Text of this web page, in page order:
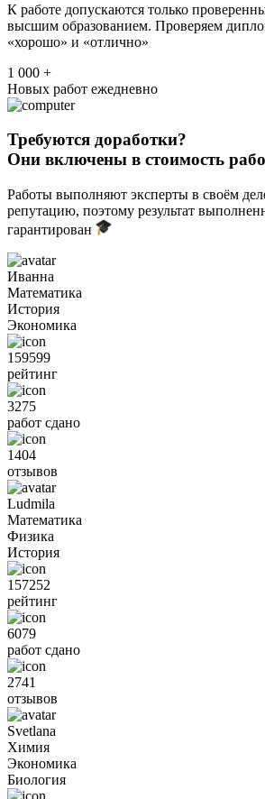
К работе допускаются только
высшим образованием. Проверяем
«хорошо» и «отлично»
1 000 +
Новых работ ежедневно
Требуются доработки?
Они включены в стоимость
Работы выполняют эксперты в своём
репутацию, поэтому результат
гарантирован
Иванна
Математика
История
Экономика
159599
рейтинг
3275
работ сдано
1404
отзывов
Ludmila
Математика
Физика
История
157252
рейтинг
6079
работ сдано
2741
отзывов
Svetlana
Химия
Экономика
Биология